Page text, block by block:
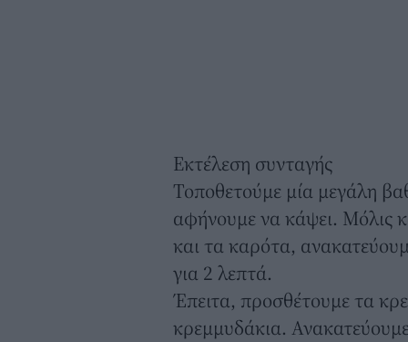
Εκτέλεση συνταγής
Τοποθετούμε μία μεγάλη
αφήνουμε να κάψει. Μόλις
και τα καρότα,
για 2 λεπτά.
Έπειτα, προσθέτουμε τα
κρεμμυδάκια.